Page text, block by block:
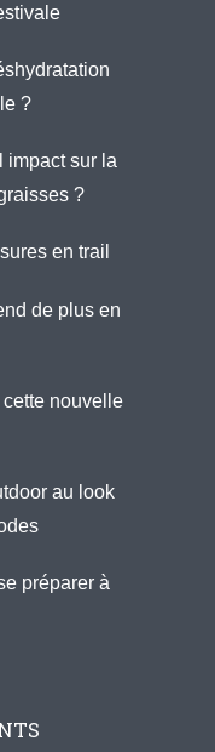
?
impact sur la
?
en trail
de plus en
nouvelle
au look
préparer à